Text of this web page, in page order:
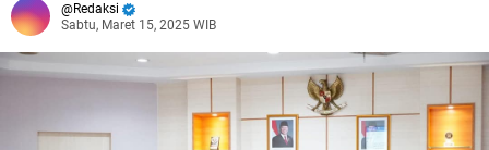
Redaksi
Sabtu, Maret 15, 2025 WIB